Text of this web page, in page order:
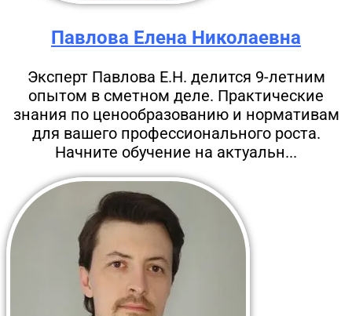
Павлова Елена Николаевна
Эксперт Павлова Е.Н. делится 9-летним
опытом в сметном деле. Практические
знания по ценообразованию и нормативам
для вашего профессионального роста.
Начните обучение на актуальн...